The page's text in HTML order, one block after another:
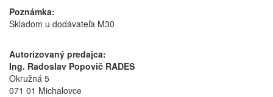
Poznámka:
Skladom u dodávateľa M30
Autorizovaný predajca:
Ing. Radoslav Popovič RADES
Okružná 5
071 01 Michalovce